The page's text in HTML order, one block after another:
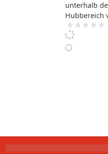
unterhalb
Hubbereich